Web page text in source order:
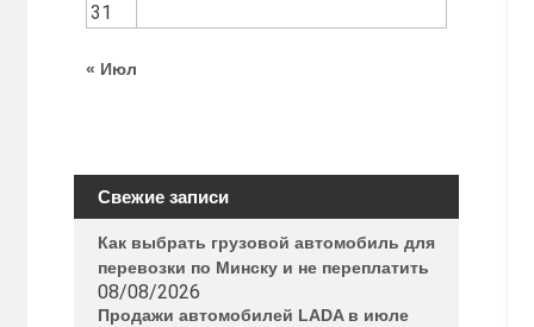
31
« Июл
Свежие записи
Как выбрать грузовой автомобиль для
перевозки по Минску и не переплатить
08/08/2026
Продажи автомобилей LADA в июле